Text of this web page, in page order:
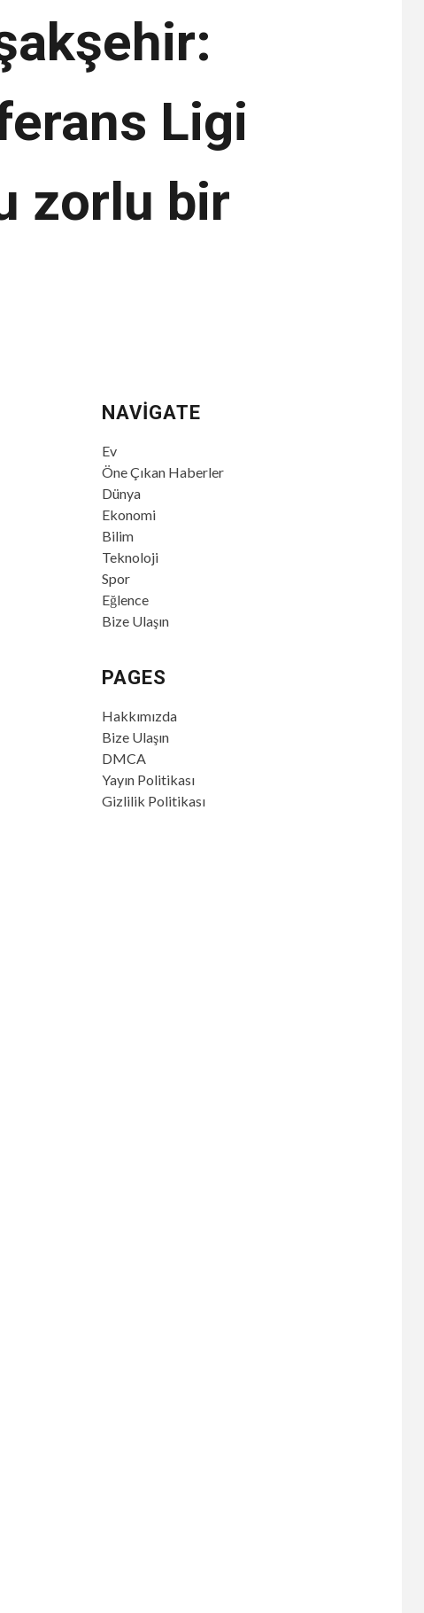
Ligi
zorlu bir
NAVIGATE
Ev
Öne Çıkan Haberler
Dünya
Ekonomi
Bilim
Teknoloji
Spor
Eğlence
Bize Ulaşın
PAGES
Hakkımızda
Bize Ulaşın
DMCA
Yayın Politikası
Gizlilik Politikası